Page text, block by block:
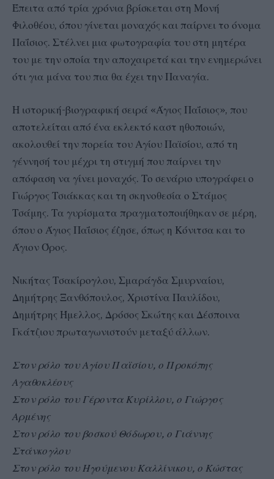
Έπειτα από τρία χρόνια βρίσκεται στη Μονή
Φιλοθέου, όπου γίνεται μοναχός και παίρνει το όνομα
Παΐσιος. Στέλνει μια φωτογραφία του στη μητέρα
του με την οποία την αποχαιρετά και την ενημερώνει
ότι για μάνα του πια θα έχει την Παναγία.
Η ιστορική-βιογραφική σειρά «Άγιος Παΐσιος», που
αποτελείται από ένα εκλεκτό καστ ηθοποιών,
ακολουθεί την πορεία του Αγίου Παϊσίου, από τη
γέννησή του μέχρι τη στιγμή που παίρνει την
απόφαση να γίνει μοναχός. Το σενάριο υπογράφει ο
Γιώργος Τσιάκκας και τη σκηνοθεσία ο Στάμος
Τσάμης. Τα γυρίσματα πραγματοποιήθηκαν σε μέρη,
όπου ο Άγιος Παΐσιος έζησε, όπως η Κόνιτσα και το
Άγιον Όρος.
Νικήτας Τσακίρογλου, Σμαράγδα Σμυρναίου,
Δημήτρης Ξανθόπουλος, Χριστίνα Παυλίδου,
Δημήτρης Ήμελλος, Δρόσος Σκώτης και Δέσποινα
Γκάτζιου πρωταγωνιστούν μεταξύ άλλων.
Στον ρόλο του Αγίου Παϊσίου, ο Προκόπης
Αγαθοκλέους
Στον ρόλο του Γέροντα Κυρίλλου, ο Γιώργος
Αρμένης
Στον ρόλο του βοσκού Θόδωρου, ο Γιάννης
Στάνκογλου
Στον ρόλο του Ηγούμενου Καλλίνικου, ο Κώστας